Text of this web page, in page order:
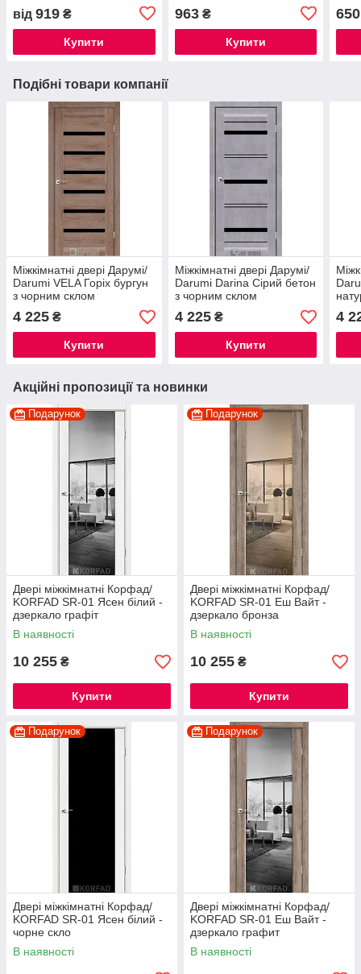
від 919 ₴
Купити
963₴
Купити
650
Подібні товари компанії
Міжкімнатні двері Дарумі/
Darumi VELA Горіх бургун
з чорним склом
4 225 ₴
Купити
Міжкімнатні двері Дарумі/
Darumi Darina Сірий бетон
з чорним склом
4 225₴
Купити
4
Акційні пропозиції та новинки
Подарунок
Двері міжкімнатні Корфад/
KORFAD SR-01 Ясен білий -
дзеркало графіт
В наявності
10 255 ₴
Купити
Подарунок
Двері міжкімнатні Корфад/
KORFAD SR-01 Еш Вайт -
дзеркало бронза
В наявності
10 255 ₴
Купити
Подарунок
Двері міжкімнатні Корфад/
KORFAD SR-01 Ясен білий -
чорне скло
В наявності
Подарунок
Двері міжкімнатні Корфад/
KORFAD SR-01 Еш Вайт -
дзеркало графит
В наявності